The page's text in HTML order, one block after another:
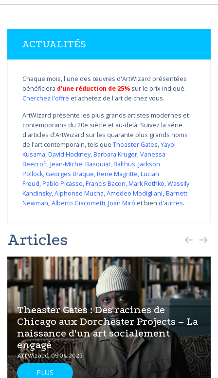
ACTUALITÉS
Chaque mois, l'une des œuvres d'ArtWizard présentées
bénéficiera d'une réduction de 25% sur le prix indiqué.
Cherchez l'offre et achetez de l'art de chez vous.
ArtWizard présente les plus grands artistes modernes et
contemporains du 20e siècle et au-delà. Suivez la série
d'articles d'ArtWizard sur les quarante plus grands noms
de l'art contemporain, tels que Theaster Gates,Yayoi
Kusama,David Hockney,Barbara Kruger,Vanessa
Beecroft,Jean-Michel Basquiat,Balthus,Jackson
Pollock, Georges Braque,Rene Magritte,Lucian
Freud,Pablo Picasso,Francis Bacon,Mark Rothko,Wassily
Kandinsky,Alphonse Mucha,Amedeo Modigliani, Barnett
Newman, Alberto Giacometti,Joan Miró et bien d'autres.
Articles
Theaster Gates : Des racines de
Chicago aux Dorchester Projects – La
naissance d'un art socialement
engagé
ArtWizard 09.04.2025
PLUS